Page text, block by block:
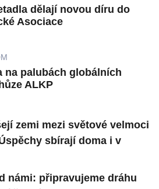
dělají novou díru do
Asociace
na palubách globálních
ALKP
zemi mezi světové velmoci
sbírají doma i v
námi: připravujeme dráhu